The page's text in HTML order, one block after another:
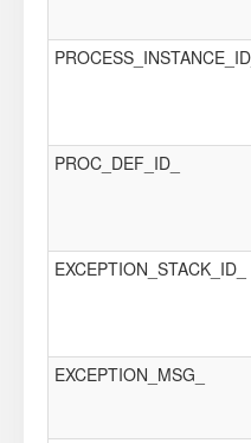
PROCESS_INSTANCE_ID_
PROC_DEF_ID_
EXCEPTION_STACK_ID_
EXCEPTION_MSG_